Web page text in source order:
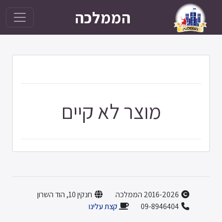
הממלכה
מוצר לא קיים
חנקין 10, הוד השרון
קצת עלינו